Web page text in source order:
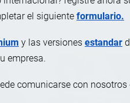
el siguiente formulario.
y las versiones estandar
empresa.
comunicarse con nosotros
ÍNDICE DE CONTENIDOS